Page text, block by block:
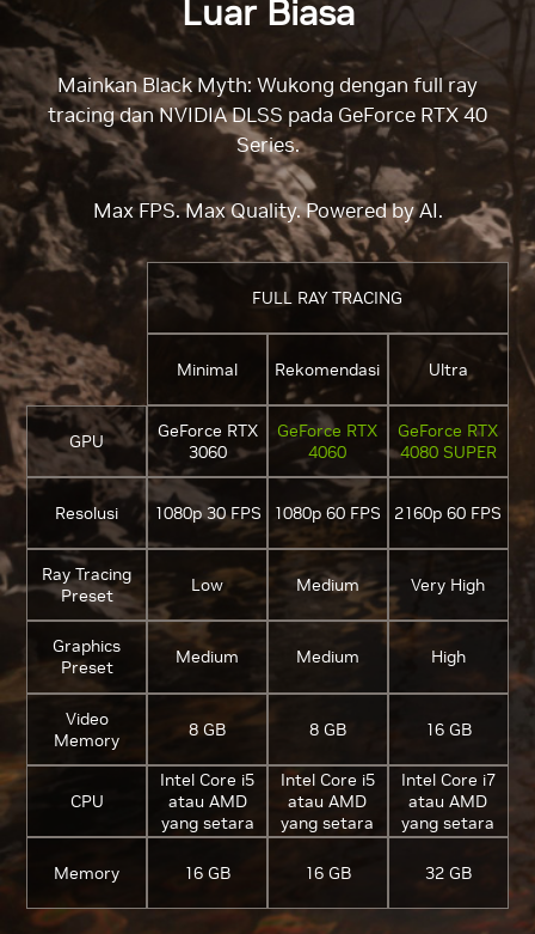
Luar Biasa
Mainkan Black Myth: Wukong dengan full ray
tracing dan NVIDIA DLSS pada GeForce RTX 40
Series.
Max FPS. Max Quality. Powered by AI.
FULL RAY TRACING
Minimal Rekomendasi Ultra
GPU
GeForce RTX
3060
GeForce RTX
4060
GeForce RTX
4080 SUPER
Resolusi 1080p 30 FPS 1080p 60 FPS 2160p 60 FPS
Ray Tracing
Preset
Low Medium Very High
Graphics
Preset
Medium Medium High
Video
Memory
8 GB 8 GB 16 GB
CPU
Intel Core i5
atau AMD
yang setara
Intel Core i5
atau AMD
yang setara
Intel Core i7
atau AMD
yang setara
Memory 16 GB 16 GB 32 GB